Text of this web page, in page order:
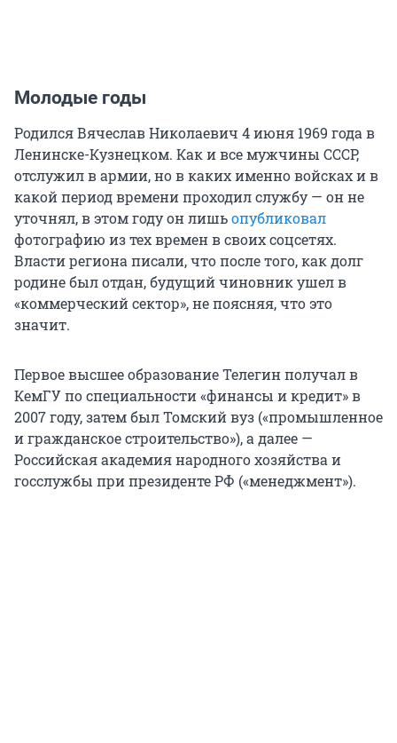
Молодые годы
Родился Вячеслав Николаевич 4 июня 1969 года в
Ленинске-Кузнецком. Как и все мужчины СССР,
отслужил в армии, но в каких именно войсках и в
какой период времени проходил службу — он не
уточнял, в этом году он лишьопубликовал
фотографию из тех времен в своих соцсетях.
Власти региона писали, что после того, как долг
родине был отдан, будущий чиновник ушел в
«коммерческий сектор», не поясняя, что это
значит.
Первое высшее образование Телегин получал в
КемГУ по специальности «финансы и кредит» в
2007 году, затем был Томский вуз («промышленное
и гражданское строительство»), а далее —
Российская академия народного хозяйства и
госслужбы при президенте РФ («менеджмент»).